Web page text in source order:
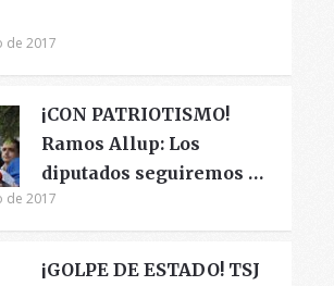
de 2017
¡CON PATRIOTISMO!
Ramos Allup: Los
diputados seguiremos …
de 2017
¡GOLPE DE ESTADO! TSJ